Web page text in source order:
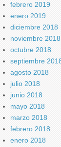
febrero 2019
enero 2019
diciembre 2018
noviembre 2018
octubre 2018
septiembre
agosto 2018
julio 2018
junio 2018
mayo 2018
marzo 2018
febrero 2018
enero 2018